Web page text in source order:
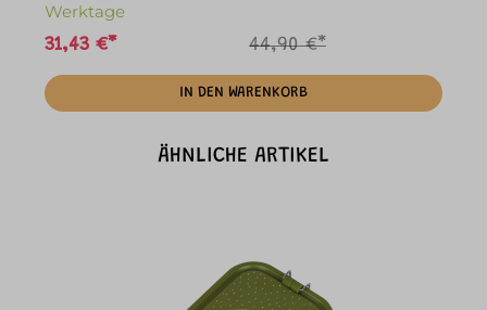
Werktage
31,43 €* 44,90 €*
IN DEN WARENKORB
ÄHNLICHE ARTIKEL